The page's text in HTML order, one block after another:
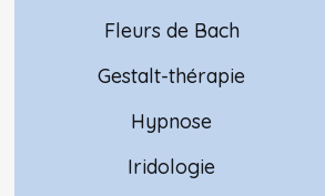
Fleurs de Bach
Gestalt-thérapie
Hypnose
Iridologie